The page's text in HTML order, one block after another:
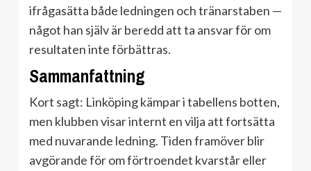
ifrågasätta både ledningen och tränarstaben —
något han själv är beredd att ta ansvar för om
resultaten inte förbättras.
Sammanfattning
Kort sagt: Linköping kämpar i tabellens botten,
men klubben visar internt en vilja att fortsätta
med nuvarande ledning. Tiden framöver blir
avgörande för om förtroendet kvarstår eller